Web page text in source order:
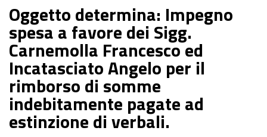
Oggetto determina: Impegno
spesa a favore dei Sigg.
Carnemolla Francesco ed
Incatasciato Angelo per il
rimborso di somme
indebitamente pagate ad
estinzione di verbali.